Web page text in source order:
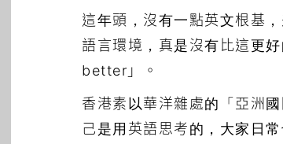
這年頭，沒有一點英文根基
語言環境，真是沒有比這更
better」。
香港素以華洋雜處的「亞洲
己是用英語思考的，大家日